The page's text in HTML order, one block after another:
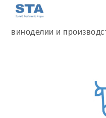
виноделии и